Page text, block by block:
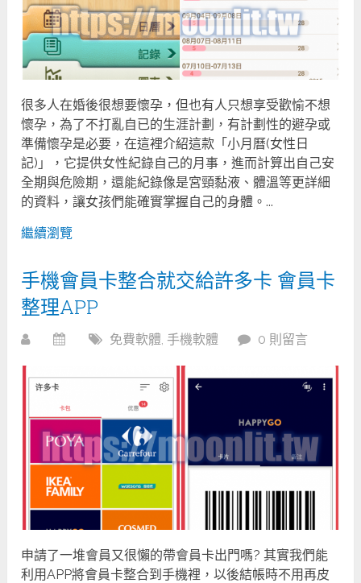
很多人在婚後很想要懷孕，但也有人只想享受歡愉不想
懷孕，為了不打亂自已的生涯計劃，有計劃性的避孕或
準備懷孕是必要，在這裡介紹這款「小月曆(女性日
記)」，它提供女性紀錄自己的月事，進而計算出自己安
全期與危險期，還能紀錄像是宮頸黏液、體溫等更詳細
的資料，讓女孩們能確實掌握自己的身體。...
繼續瀏覽
手機會員卡整合就交給許多卡 會員卡
整理APP
免費軟體, 手機軟體 0 則留言
申請了一堆會員又很懶的帶會員卡出門嗎? 其實我們能
利用APP將會員卡整合到手機裡，以後結帳時不用再皮